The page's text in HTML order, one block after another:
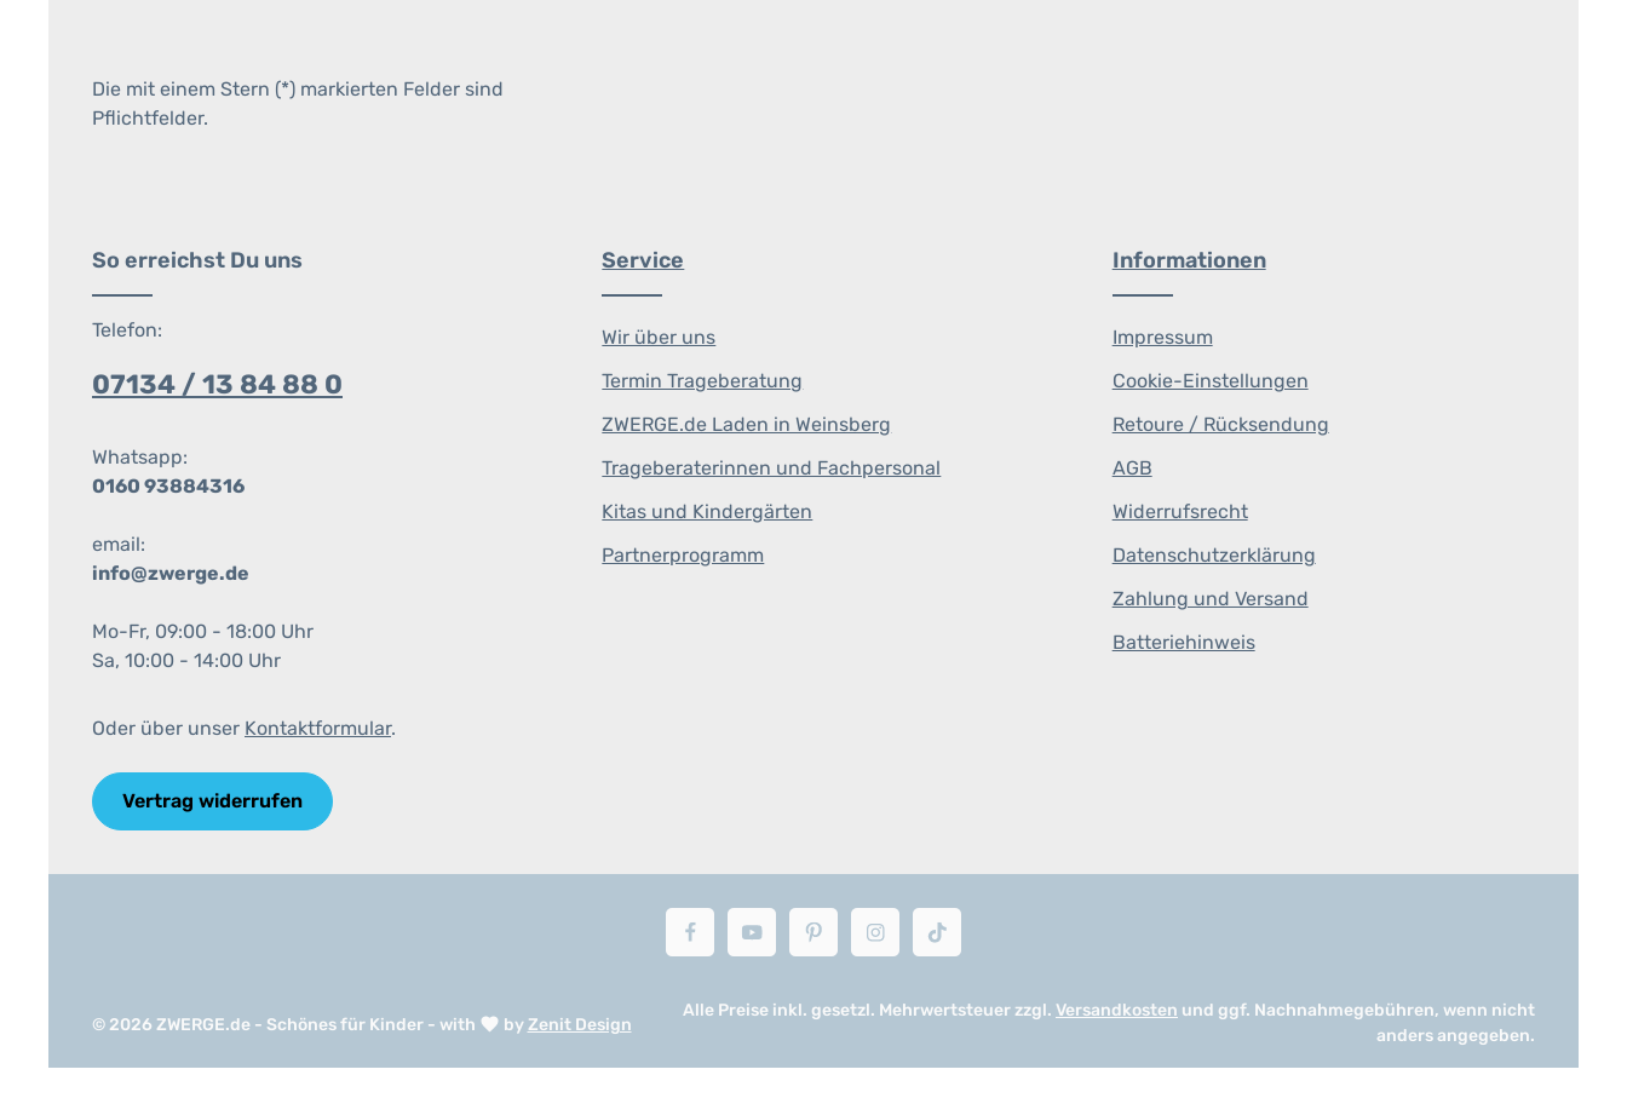
Die mit einem Stern (*) markierten Felder sind
Pflichtfelder.
So erreichst Du uns
Telefon:
07134 / 13 84 88 0
Whatsapp:
0160 93884316
email:
info@zwerge.de
Mo-Fr, 09:00 - 18:00 Uhr
Sa, 10:00 - 14:00 Uhr
Oder über unser Kontaktformular.
Vertrag widerrufen
Service
Wir über uns
Termin Trageberatung
ZWERGE.de Laden in Weinsberg
Trageberaterinnen und Fachpersonal
Kitas und Kindergärten
Partnerprogramm
Informationen
Impressum
Cookie-Einstellungen
Retoure / Rücksendung
AGB
Widerrufsrecht
Datenschutzerklärung
Zahlung und Versand
Batteriehinweis
© 2026 ZWERGE.de - Schönes für Kinder - with byZenit Design
Alle Preise inkl. gesetzl. Mehrwertsteuer zzgl. Versandkosten und ggf. Nachnahmegebühren, wenn nicht
anders angegeben.